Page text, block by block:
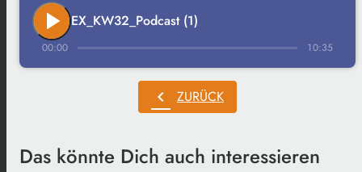
play_arrow EX_KW32_Podcast (1)
00:00 10:35
chevron_left ZURÜCK
Das könnte Dich auch interessieren